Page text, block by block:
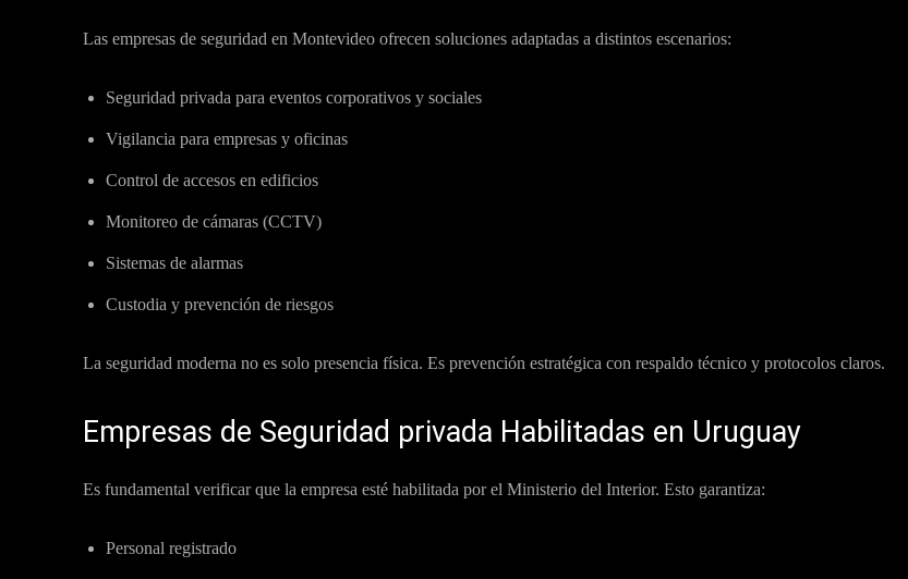
Las empresas de seguridad en Montevideo ofrecen soluciones adaptadas a distintos escenarios:
Seguridad privada para eventos corporativos y sociales
Vigilancia para empresas y oficinas
Control de accesos en edificios
Monitoreo de cámaras (CCTV)
Sistemas de alarmas
Custodia y prevención de riesgos
La seguridad moderna no es solo presencia física. Es prevención estratégica con respaldo técnico y protocolos claros.
Empresas de Seguridad privada Habilitadas en Uruguay
Es fundamental verificar que la empresa esté habilitada por el Ministerio del Interior. Esto garantiza:
Personal registrado